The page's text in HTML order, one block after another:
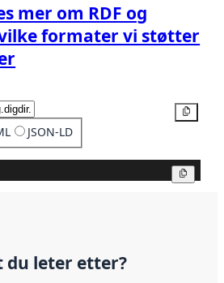
mer om RDF og
formater vi støtter
JSON-LD
du leter etter?